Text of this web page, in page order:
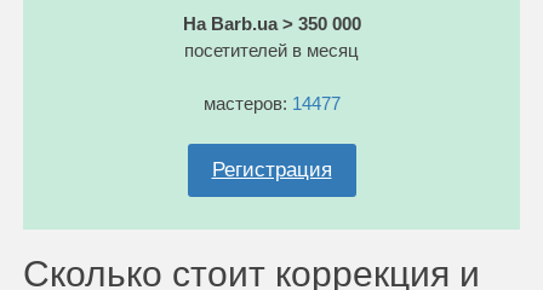
На Barb.ua > 350 000
посетителей в месяц
мастеров: 14477
Регистрация
Сколько стоит коррекция и